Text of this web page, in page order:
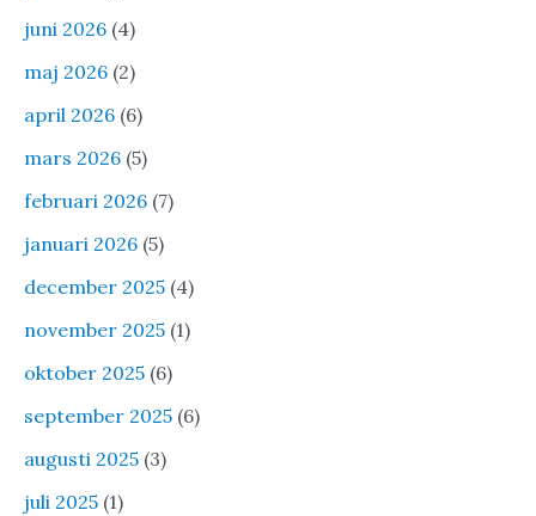
juni 2026 (4)
maj 2026 (2)
april 2026 (6)
mars 2026 (5)
februari 2026 (7)
januari 2026 (5)
december 2025 (4)
november 2025 (1)
oktober 2025 (6)
september 2025 (6)
augusti 2025 (3)
juli 2025 (1)